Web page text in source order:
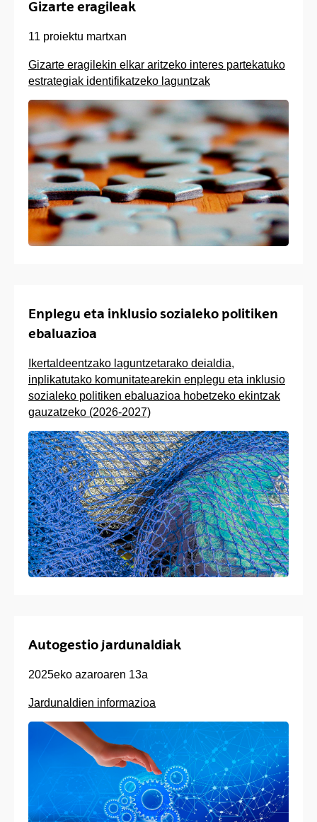
Gizarte eragileak
11 proiektu martxan
Gizarte eragilekin elkar aritzeko interes partekatuko
estrategiak identifikatzeko laguntzak
Enplegu eta inklusio sozialeko politiken
ebaluazioa
Ikertaldeentzako laguntzetarako deialdia,
inplikatutako komunitatearekin enplegu eta inklusio
sozialeko politiken ebaluazioa hobetzeko ekintzak
gauzatzeko (2026-2027)
Autogestio jardunaldiak
2025eko azaroaren 13a
Jardunaldien informazioa